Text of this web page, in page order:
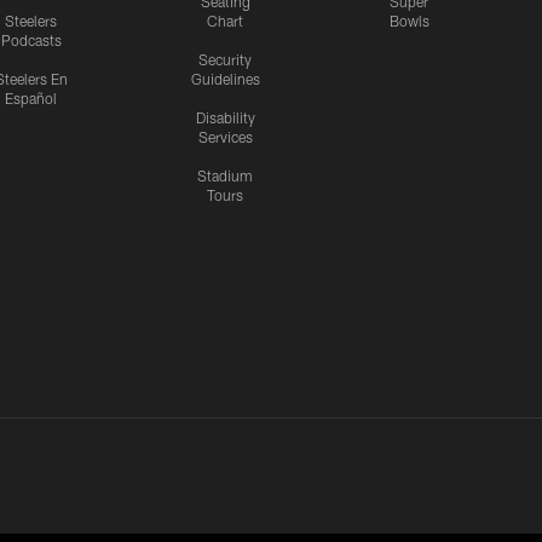
Steelers
Podcasts
En
Español
Chart
Security
Guidelines
Disability
Services
Stadium
Tours
Bowls